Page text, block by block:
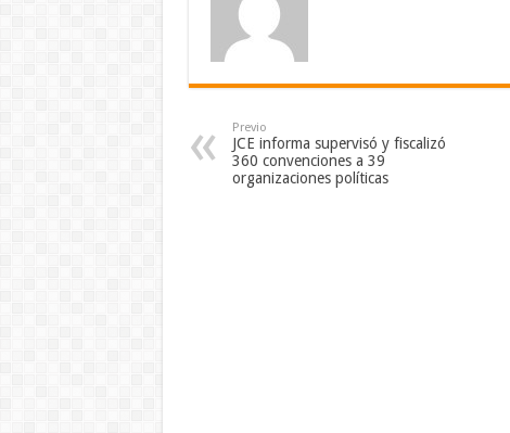
Previo
JCE informa supervisó y fiscalizó
360 convenciones a 39
organizaciones políticas